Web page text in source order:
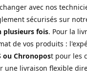
avec nos
sécurisés sur
plusieurs fois. Pour la
de vos produits :
ou Chronopost pour les
une livraison flexible